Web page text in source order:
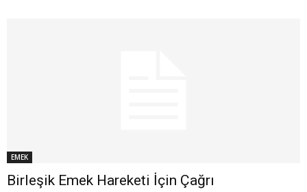
EMEK
Birleşik Emek Hareketi İçin Çağrı